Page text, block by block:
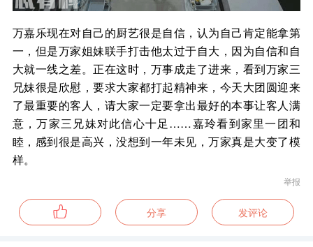
万嘉乐现在对自己的厨艺很是自信，认为自己肯定能拿第
一，但是万家姐妹联手打击他太过于自大，因为自信和自
大就一线之差。正在这时，万事成走了进来，看到万家三
兄妹很是欣慰，要求大家都打起精神来，今天大团圆迎来
了最重要的客人，请大家一定要拿出最好的本事让客人满
意，万家三兄妹对此信心十足……嘉玲看到家里一团和
睦，感到很是高兴，没想到一年未见，万家真是大变了模
样。
举报
分享 发评论